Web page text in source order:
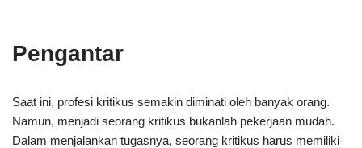
Pengantar
Saat ini, profesi kritikus semakin diminati oleh banyak orang.
Namun, menjadi seorang kritikus bukanlah pekerjaan mudah.
Dalam menjalankan tugasnya, seorang kritikus harus memiliki